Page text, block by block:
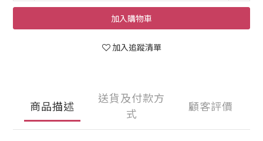
加入購物車
加入追蹤清單
商品描述
送貨及付款方
式
顧客評價